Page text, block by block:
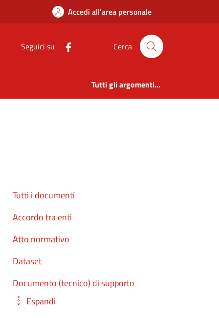
Accedi all'area personale
Seguici su Cerca
Tutti gli argomenti...
Tutti i documenti
Accordo tra enti
Atto normativo
Dataset
Documento (tecnico) di supporto
Espandi